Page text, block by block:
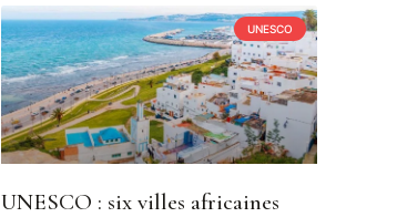
UNESCO
UNESCO : six villes africaines